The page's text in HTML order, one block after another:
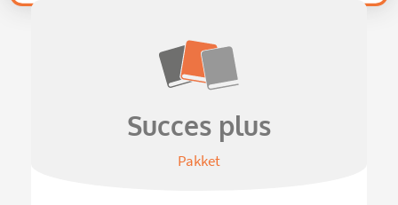
Succes plus
Pakket